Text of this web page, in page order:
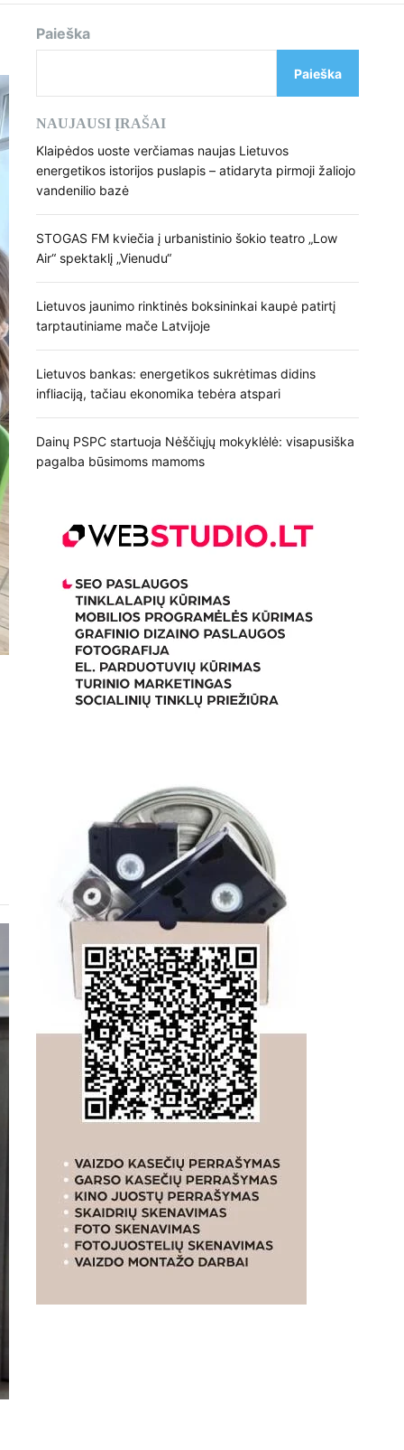
d
Paieška
Paieška
NAUJAUSI ĮRAŠAI
Klaipėdos uoste verčiamas naujas Lietuvos
energetikos istorijos puslapis – atidaryta pirmoji žaliojo
vandenilio bazė
STOGAS FM kviečia į urbanistinio šokio teatro „Low
Air“ spektaklį „Vienudu“
Lietuvos jaunimo rinktinės boksininkai kaupė patirtį
tarptautiniame mače Latvijoje
Lietuvos bankas: energetikos sukrėtimas didins
infliaciją, tačiau ekonomika tebėra atspari
Dainų PSPC startuoja Nėščiųjų mokyklėlė: visapusiška
pagalba būsimoms mamoms